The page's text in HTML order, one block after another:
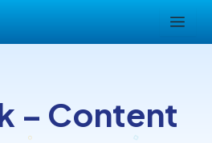
– Content